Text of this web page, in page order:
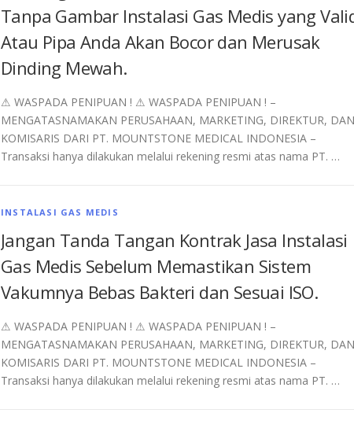
Tanpa Gambar Instalasi Gas Medis yang
Atau Pipa Anda Akan Bocor dan Merusak
Dinding Mewah.
⚠︎ WASPADA PENIPUAN ! ⚠︎ WASPADA PENIPUAN ! –
MENGATASNAMAKAN PERUSAHAAN, MARKETING, DIREKTUR, DAN
KOMISARIS DARI PT. MOUNTSTONE MEDICAL INDONESIA –
Transaksi hanya dilakukan melalui rekening resmi atas nama PT. …
INSTALASI GAS MEDIS
Jangan Tanda Tangan Kontrak Jasa Instalasi
Gas Medis Sebelum Memastikan Sistem
Vakumnya Bebas Bakteri dan Sesuai ISO.
⚠︎ WASPADA PENIPUAN ! ⚠︎ WASPADA PENIPUAN ! –
MENGATASNAMAKAN PERUSAHAAN, MARKETING, DIREKTUR, DAN
KOMISARIS DARI PT. MOUNTSTONE MEDICAL INDONESIA –
Transaksi hanya dilakukan melalui rekening resmi atas nama PT. …